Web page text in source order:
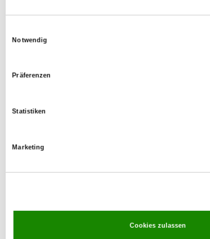
Notwendig
Präferenzen
Statistiken
Marketing
Cookies zulassen
marlit-schotte@web.de
Montag 15:00 h - 19:00 h